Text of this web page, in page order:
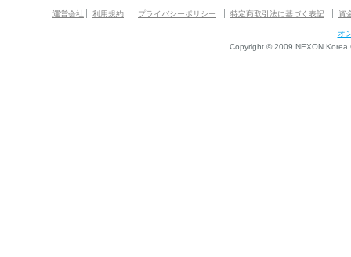
運営会社 利用規約 プライバシーポリシー 特定商取引法に基づく表記 資
オ
Copyright © 2009 NEXON Korea